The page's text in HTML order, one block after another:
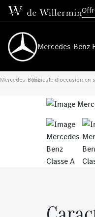
Mercedes-Benz
Mercedes-Benz
›
Véhicule d'occasion en